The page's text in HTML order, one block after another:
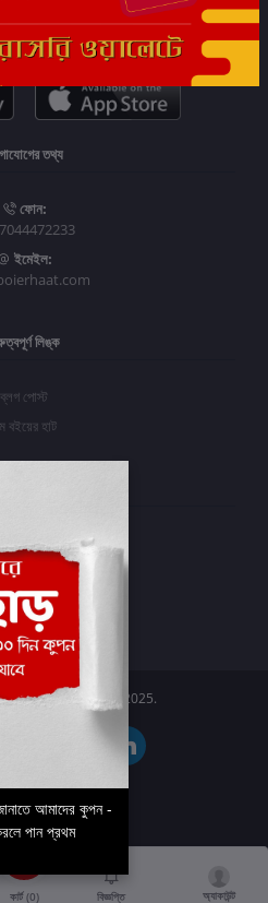
সাবস্ক্রাইব
তথ্য
ফোন:
ইমেইল:
লিঙ্ক
ব্লগ পোস্ট
বইয়ের হাট
প্রবেশ করুন
ইতিহাস
ইচ্ছাগুলি
ট্র্যাকিং
rights reserved 2025.
কার্ট (0) বিজ্ঞপ্তি অ্যাকাউন্ট
আমাদের কুপন -
পান প্রথম